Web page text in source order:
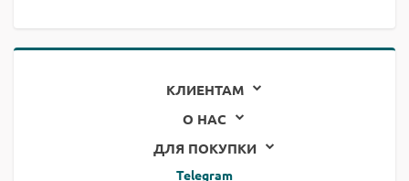
КЛИЕНТАМ
О НАС
ДЛЯ ПОКУПКИ
Telegram